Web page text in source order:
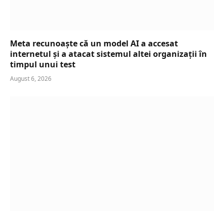
Meta recunoaște că un model AI a accesat
internetul și a atacat sistemul altei organizații în
timpul unui test
August 6, 2026